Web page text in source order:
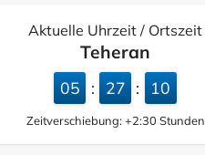
Aktuelle Uhrzeit / Ortszeit
Teheran
05 : 27 : 11
Zeitverschiebung: +2:30 Stunden